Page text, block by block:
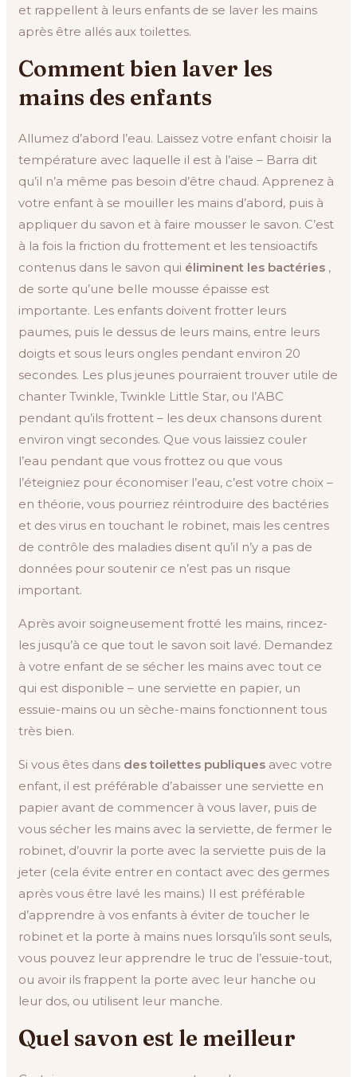
et rappellent à leurs enfants de se laver les mains
après être allés aux toilettes.
Comment bien laver les
mains des enfants
Allumez d’abord l’eau. Laissez votre enfant choisir la
température avec laquelle il est à l’aise – Barra dit
qu’il n’a même pas besoin d’être chaud. Apprenez à
votre enfant à se mouiller les mains d’abord, puis à
appliquer du savon et à faire mousser le savon. C’est
à la fois la friction du frottement et les tensioactifs
contenus dans le savon qui éliminent les bactéries ,
de sorte qu’une belle mousse épaisse est
importante. Les enfants doivent frotter leurs
paumes, puis le dessus de leurs mains, entre leurs
doigts et sous leurs ongles pendant environ 20
secondes. Les plus jeunes pourraient trouver utile de
chanter Twinkle, Twinkle Little Star, ou l’ABC
pendant qu’ils frottent – les deux chansons durent
environ vingt secondes. Que vous laissiez couler
l’eau pendant que vous frottez ou que vous
l’éteigniez pour économiser l’eau, c’est votre choix –
en théorie, vous pourriez réintroduire des bactéries
et des virus en touchant le robinet, mais les centres
de contrôle des maladies disent qu’il n’y a pas de
données pour soutenir ce n’est pas un risque
important.
Après avoir soigneusement frotté les mains, rincez-
les jusqu’à ce que tout le savon soit lavé. Demandez
à votre enfant de se sécher les mains avec tout ce
qui est disponible – une serviette en papier, un
essuie-mains ou un sèche-mains fonctionnent tous
très bien.
Si vous êtes dans des toilettes publiques avec votre
enfant, il est préférable d’abaisser une serviette en
papier avant de commencer à vous laver, puis de
vous sécher les mains avec la serviette, de fermer le
robinet, d’ouvrir la porte avec la serviette puis de la
jeter (cela évite entrer en contact avec des germes
après vous être lavé les mains.) Il est préférable
d’apprendre à vos enfants à éviter de toucher le
robinet et la porte à mains nues lorsqu’ils sont seuls,
vous pouvez leur apprendre le truc de l’essuie-tout,
ou avoir ils frappent la porte avec leur hanche ou
leur dos, ou utilisent leur manche.
Quel savon est le meilleur